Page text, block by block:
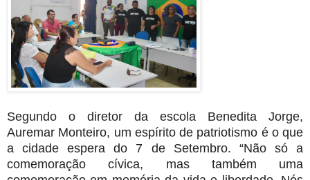
Segundo o diretor da escola Benedita Jorge,
Auremar Monteiro, um espírito de patriotismo é o que
a cidade espera do 7 de Setembro. “Não só a
comemoração cívica, mas também uma